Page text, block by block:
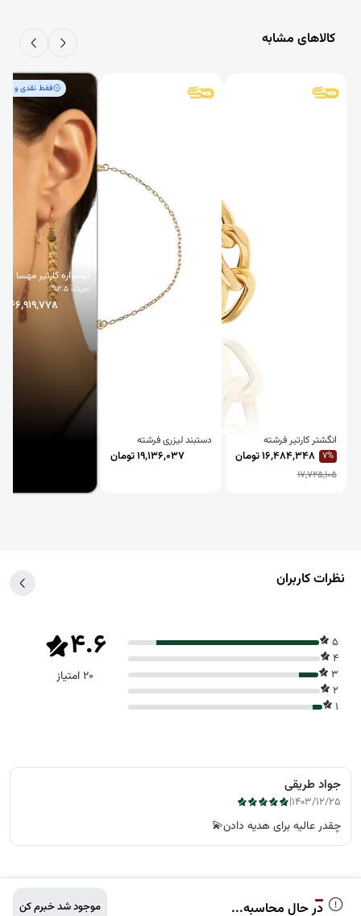
کالاهای مشابه
انگشتر کارتیر فرشته
7% 16,484,348 تومان
17,725,105
دستبند لیزری فرشته
19,136,037 تومان
فقط‌ نقدی و
گوشواره کارتیر مهسا
اجرت: 2.5%
46,919,778 تومان
نظرات کاربران
5
4
3
2
1
4.6
20 امتیاز
جواد طریقی
1403/12/25
|
چقدر عالیه برای هدیه دادن💫
در حال محاسبه... موجود شد خبرم کن